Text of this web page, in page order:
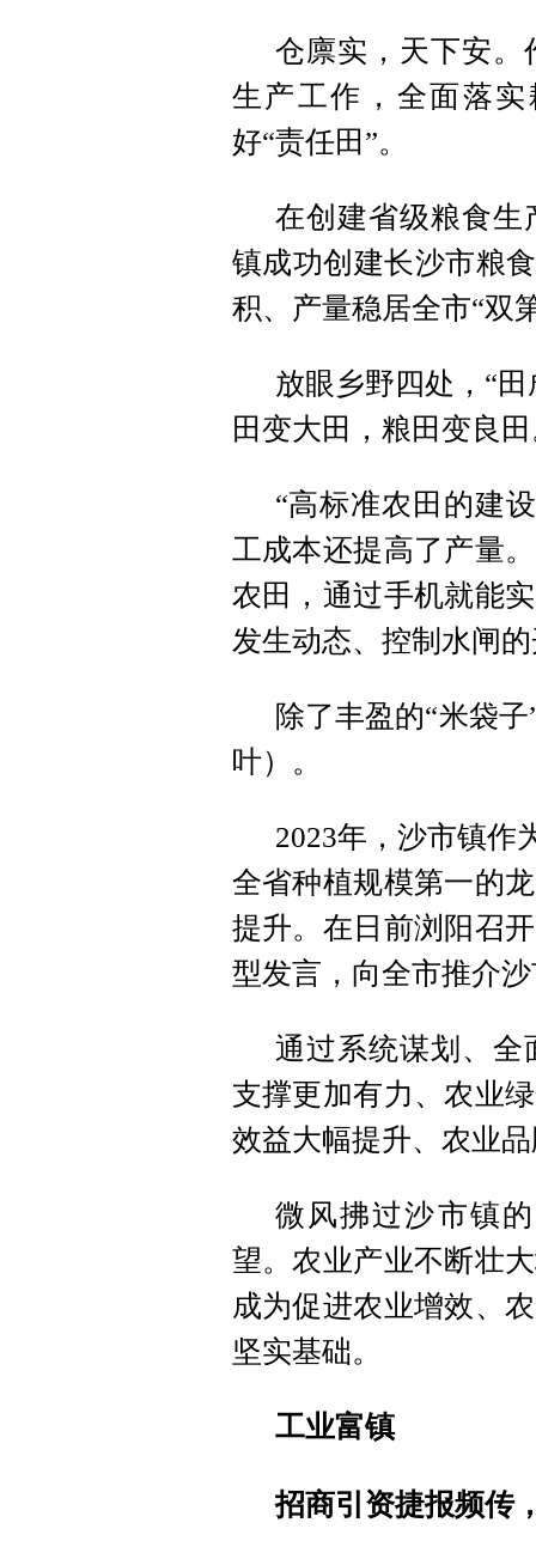
仓廪实，天下安。
生产工作，全面落
好“责任田”。
在创建省级粮食生
镇成功创建长沙市粮
积、产量稳居全市“双
放眼乡野四处，“
田变大田，粮田变良
“高标准农田的建
工成本还提高了产量
农田，通过手机就能
发生动态、控制水闸
除了丰盈的“米袋
叶）。
2023年，沙市镇作
全省种植规模第一的
提升。在日前浏阳召
型发言，向全市推介
通过系统谋划、全
支撑更加有力、农业
效益大幅提升、农业
微风拂过沙市镇
望。农业产业不断壮
成为促进农业增效、
坚实基础。
工业富镇
招商引资捷报频传